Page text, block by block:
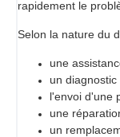
rapidement le
Selon la nature du
une
un
l'envoi d'une
une
un